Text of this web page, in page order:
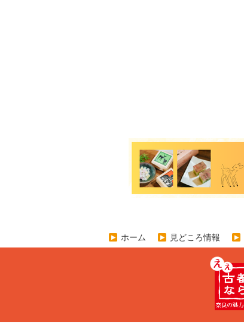
ホーム 見どころ情報